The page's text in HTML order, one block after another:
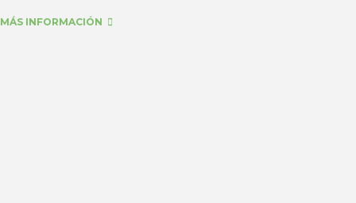
MÁS INFORMACIÓN